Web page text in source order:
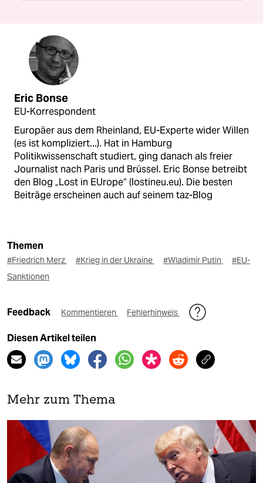
Eric Bonse
EU-Korrespondent
Europäer aus dem Rheinland, EU-Experte wider Willen
(es ist kompliziert...). Hat in Hamburg
Politikwissenschaft studiert, ging danach als freier
Journalist nach Paris und Brüssel. Eric Bonse betreibt
den Blog „Lost in EUrope“ (lostineu.eu). Die besten
Beiträge erscheinen auch auf seinem taz-Blog
Themen
#Friedrich Merz #Krieg in der Ukraine #Wladimir Putin
#EU-
Sanktionen
Feedback Kommentieren Fehlerhinweis
Diesen Artikel teilen
Mehr zum Thema